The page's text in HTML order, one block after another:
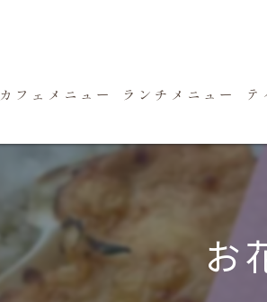
カフェメニュー ランチメニュー テ
お